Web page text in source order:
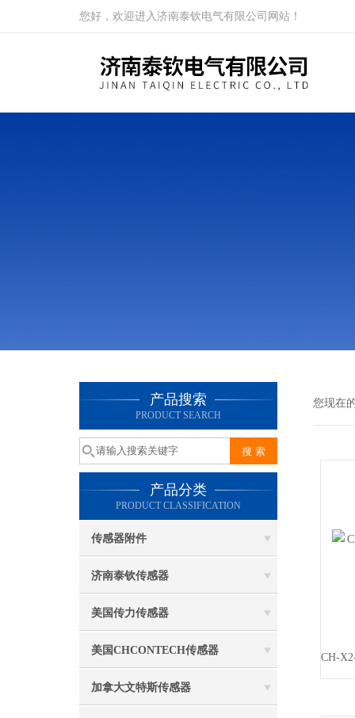
您好，欢迎进入济南泰钦电气有限公司网站！
产品搜索
PRODUCT SEARCH
产品分类
PRODUCT CLASSIFICATION
传感器附件
济南泰钦传感器
美国传力传感器
美国CHCONTECH传感器
加拿大文特斯传感器
您现在